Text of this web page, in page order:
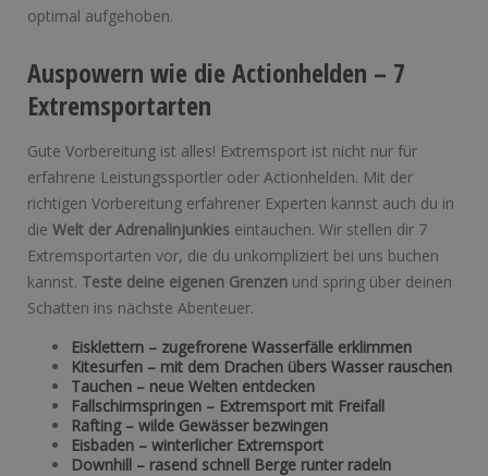
optimal aufgehoben.
Auspowern wie die Actionhelden – 7
Extremsportarten
Gute Vorbereitung ist alles! Extremsport ist nicht nur für
erfahrene Leistungssportler oder Actionhelden. Mit der
richtigen Vorbereitung erfahrener Experten kannst auch du in
die Welt der Adrenalinjunkies eintauchen. Wir stellen dir 7
Extremsportarten vor, die du unkompliziert bei uns buchen
kannst. Teste deine eigenen Grenzen und spring über deinen
Schatten ins nächste Abenteuer.
Eisklettern – zugefrorene Wasserfälle erklimmen
Kitesurfen – mit dem Drachen übers Wasser rauschen
Tauchen – neue Welten entdecken
Fallschirmspringen – Extremsport mit Freifall
Rafting – wilde Gewässer bezwingen
Eisbaden – winterlicher Extremsport
Downhill – rasend schnell Berge runter radeln